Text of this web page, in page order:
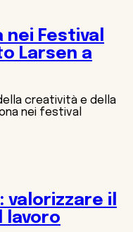
Festival
Larsen a
creatività e della
nei festival
valorizzare il
lavoro